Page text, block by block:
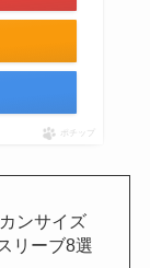
ポチップ
ンサイズ
リーブ8選